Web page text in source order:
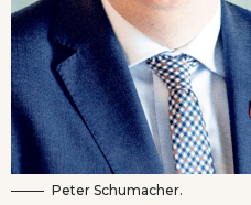
Peter Schumacher.